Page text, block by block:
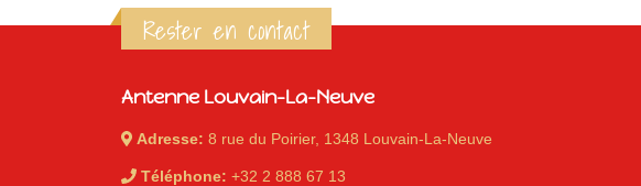
Rester en contact
Antenne Louvain-La-Neuve
Adresse: 8 rue du Poirier, 1348 Louvain-La-Neuve
Téléphone: +32 2 888 67 13